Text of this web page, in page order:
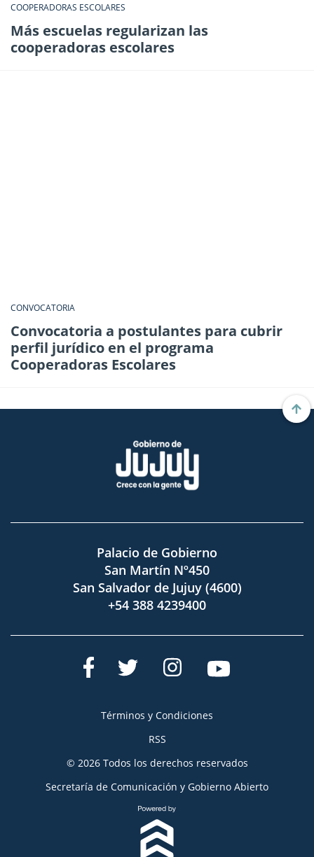
COOPERADORAS ESCOLARES
Más escuelas regularizan las
cooperadoras escolares
CONVOCATORIA
Convocatoria a postulantes para cubrir
perfil jurídico en el programa
Cooperadoras Escolares
Palacio de Gobierno
San Martín Nº450
San Salvador de Jujuy (4600)
+54 388 4239400
Términos y Condiciones
RSS
© 2026 Todos los derechos reservados
Secretaría de Comunicación y Gobierno Abierto